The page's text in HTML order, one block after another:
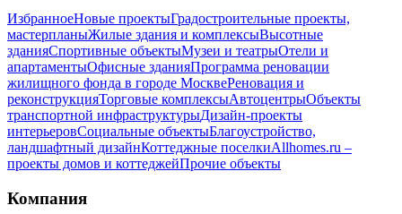
ИзбранноеНовые проектыГрадостроительные проекты,
мастерпланыЖилые здания и комплексыВысотные
зданияСпортивные объектыМузеи и театрыОтели и
апартаментыОфисные зданияПрограмма реновации
жилищного фонда в городе МосквеРеновация и
реконструкцияТорговые комплексыАвтоцентрыОбъекты
транспортной инфраструктурыДизайн-проекты
интерьеровСоциальные объектыБлагоустройство,
ландшафтный дизайнКоттеджные поселкиAllhomes.ru –
проекты домов и коттеджейПрочие объекты
Компания